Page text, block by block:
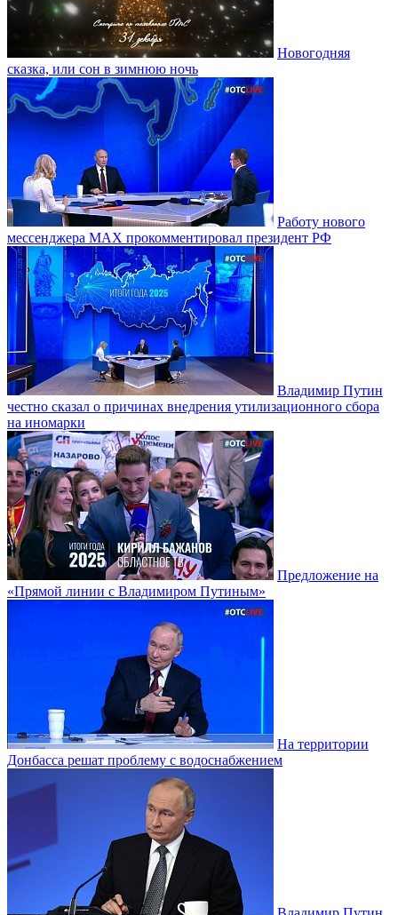
Новогодняя
сказка, или сон в зимнюю ночь
Работу нового
мессенджера MAX прокомментировал президент РФ
Владимир Путин
честно сказал о причинах внедрения утилизационного сбора
на иномарки
Предложение на
«Прямой линии с Владимиром Путиным»
На территории
Донбасса решат проблему с водоснабжением